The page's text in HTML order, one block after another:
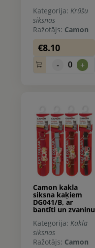
Kategorija: Krūšu
siksnas
Ražotājs: Camon
€8.10
- 0 +
Camon kakla
siksna kaķiem
DG041/B, ar
bantīti un zvaniņu
Kategorija: Kakla
siksnas
Ražotājs: Camon